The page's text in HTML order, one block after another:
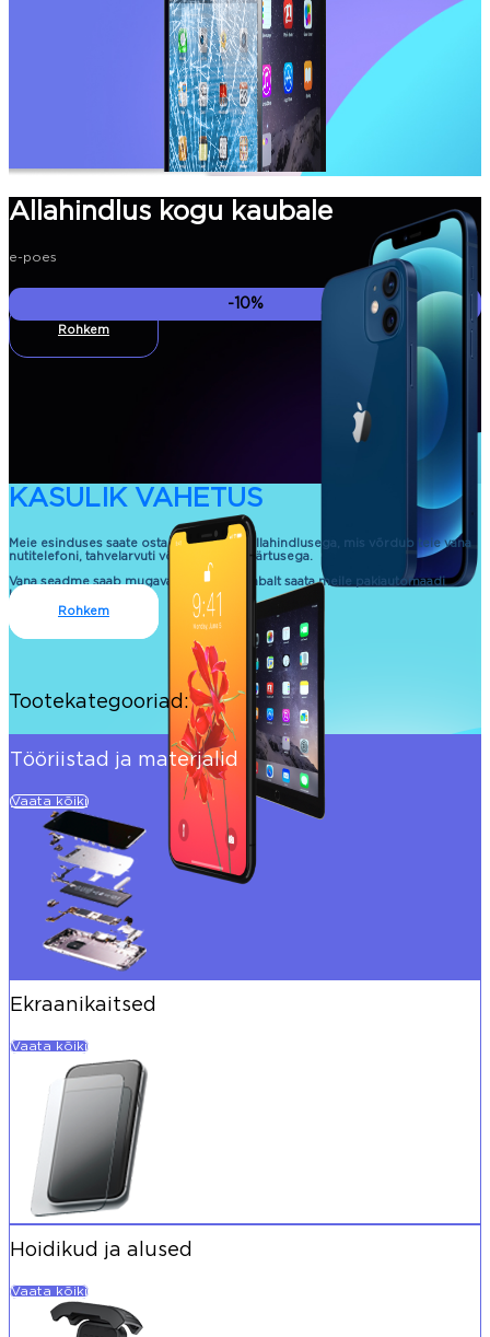
Allahindlus kogu kaubale
e-poes
-10%
Rohkem
KASULIK VAHETUS
Meie esinduses saate osta uue seadme allahindlusega, mis võrdub teie vana
nutitelefoni, tahvelarvuti või sülearvuti väärtusega.
Vana seadme saab mugavalt ja kontaktivabalt saata meile pakiautomaadi
kaudu.
Rohkem
Tootekategooriad:
Tööriistad ja materjalid
Vaata kõiki
Ekraanikaitsed
Vaata kõiki
Hoidikud ja alused
Vaata kõiki